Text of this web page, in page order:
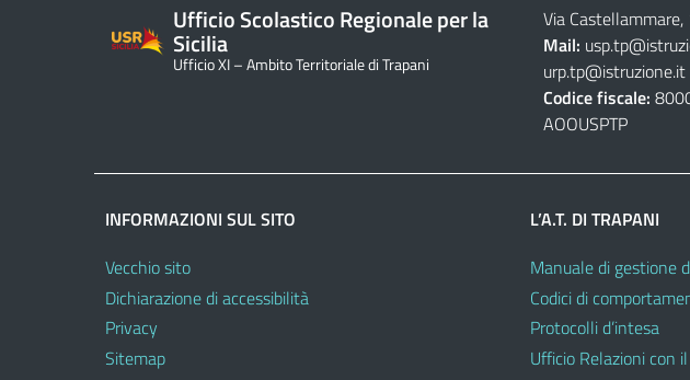
Ufficio Scolastico Regionale per la
Sicilia
Ufficio XI – Ambito Territoriale di Trapani
Via Castellammare,
Mail:
urp.tp@istruzione.it
Codice fiscale:
AOOUSPTP
INFORMAZIONI SUL SITO
Vecchio sito
Dichiarazione di accessibilità
Privacy
Sitemap
L’A.T. DI TRAPANI
Manuale di gestione
Codici di
Protocolli d’intesa
Ufficio Relazioni con